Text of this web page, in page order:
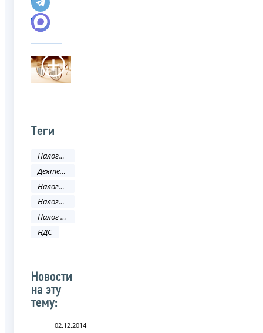
Теги
Налоги и сборы
Деятельность ФНС
Налоговое законодательство
Налоговый кодекс
Налог на добавленную стоимость
НДС
Новости
на эту
тему:
02.12.2014